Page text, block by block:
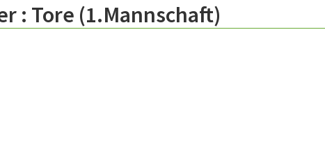
: Tore (1.Mannschaft)